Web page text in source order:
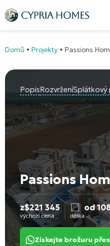
Domů • Projekty • Passions
PopisRozvrženíSplátkový
Passions
z$221 345
výchozí cena
od
délka
Získejte brožuru